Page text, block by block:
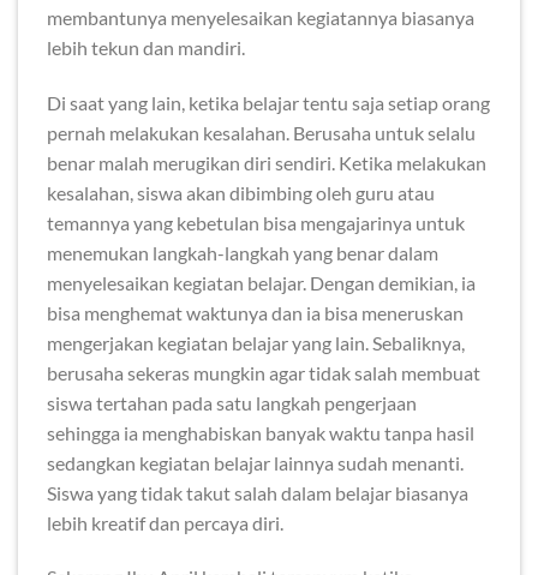
membantunya menyelesaikan kegiatannya biasanya
lebih tekun dan mandiri.
Di saat yang lain, ketika belajar tentu saja setiap orang
pernah melakukan kesalahan. Berusaha untuk selalu
benar malah merugikan diri sendiri. Ketika melakukan
kesalahan, siswa akan dibimbing oleh guru atau
temannya yang kebetulan bisa mengajarinya untuk
menemukan langkah-langkah yang benar dalam
menyelesaikan kegiatan belajar. Dengan demikian, ia
bisa menghemat waktunya dan ia bisa meneruskan
mengerjakan kegiatan belajar yang lain. Sebaliknya,
berusaha sekeras mungkin agar tidak salah membuat
siswa tertahan pada satu langkah pengerjaan
sehingga ia menghabiskan banyak waktu tanpa hasil
sedangkan kegiatan belajar lainnya sudah menanti.
Siswa yang tidak takut salah dalam belajar biasanya
lebih kreatif dan percaya diri.